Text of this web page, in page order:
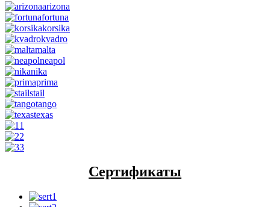
arizona
fortuna
korsika
kvadro
malta
neapol
nika
prima
stail
tango
texas
1
2
3
Сертификаты